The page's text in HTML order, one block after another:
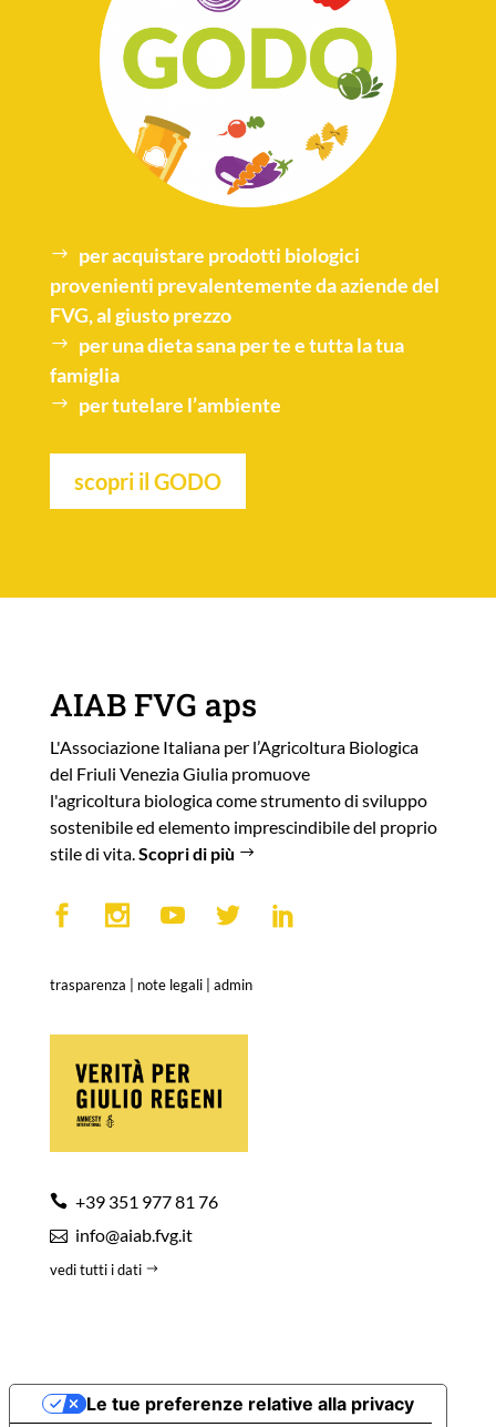
per acquistare prodotti biologici
provenienti prevalentemente da aziende del
FVG, al giusto prezzo
per unadieta sanaper te e tutta la tua
famiglia
per tutelare l’ambiente
scopri il GODO
AIAB FVG aps
L'Associazione Italiana per l’Agricoltura Biologica
del Friuli Venezia Giulia promuove
l'agricoltura biologica come strumento di sviluppo
sostenibile ed elemento imprescindibile del proprio
stile di vita.Scopri di più
trasparenza note legali| admin
+39 351 977 81 76
info@aiab.fvg.it
vedi tutti i dati
Le tue preferenze relative alla privacy